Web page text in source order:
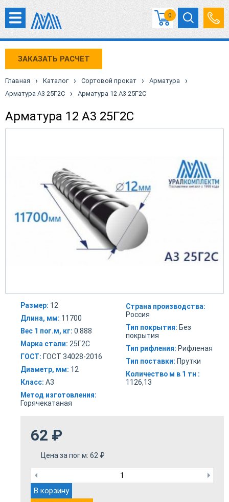
0
ЗАКАЗАТЬ РАСЧЕТ
Главная › Каталог › Сортовой прокат › Арматура ›
Арматура А3 25Г2С › Арматура 12 А3 25Г2С
Арматура 12 А3 25Г2С
Размер: 12
Длина, мм: 11700
Вес 1 пог.м, кг: 0.888
Марка стали: 25Г2С
ГОСТ: ГОСТ 34028-2016
Диаметр, мм: 12
Класс: А3
Метод изготовления:
Горячекатаная
Страна производства:
Россия
Тип покрытия: Без
покрытия
Тип рифления: Рифленая
Тип поставки: Прутки
Количество м в 1 тн :
1126,13
62 ₽
Цена за пог.м: 62 ₽
В корзину